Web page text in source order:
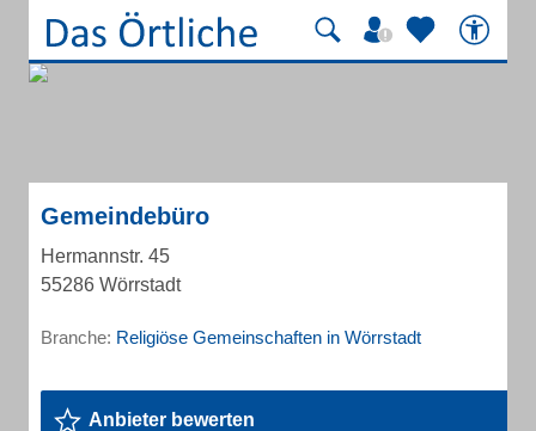
Gemeindebüro
Hermannstr. 45
55286 Wörrstadt
Branche: Religiöse Gemeinschaften in Wörrstadt
Anbieter bewerten